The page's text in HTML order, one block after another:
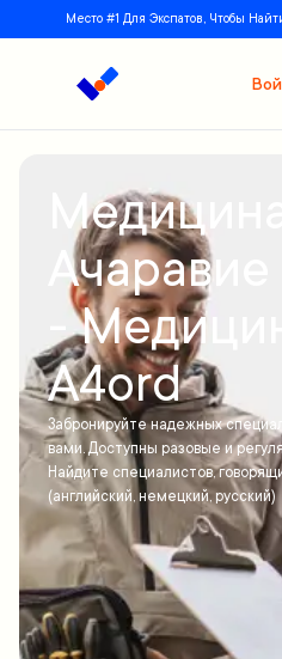
Место #1 Для Экспатов, Чтобы
Медицина
-
A4ord
Забронируйте надежных
вами. Доступны разовые и
Найдите специалистов,
(английский, немецкий, русский)